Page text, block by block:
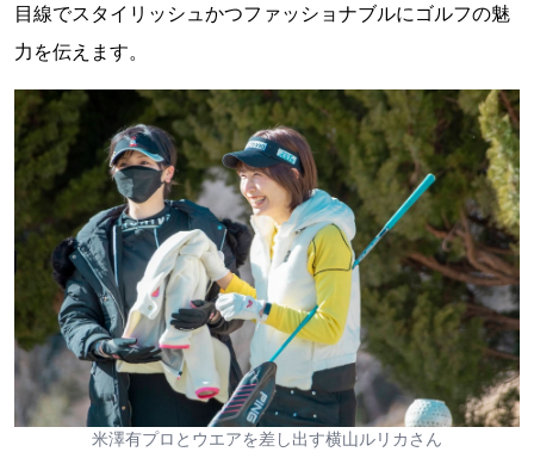
目線でスタイリッシュかつファッショナブルにゴルフの魅
力を伝えます。
米澤有プロとウエアを差し出す横山ルリカさん